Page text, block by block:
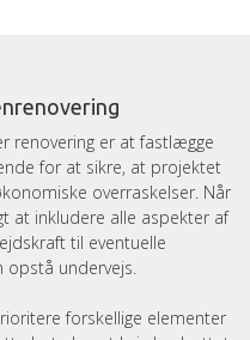
renovering er at fastlægge
for at sikre, at projektet
overraskelser. Når
at inkludere alle aspekter af
til eventuelle
undervejs.
forskellige elementer